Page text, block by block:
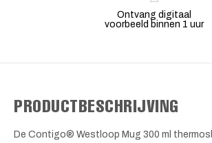
Ontvang digitaal
voorbeeld binnen 1 uur
PRODUCTBESCHRIJVING
De Contigo® Westloop Mug 300 ml